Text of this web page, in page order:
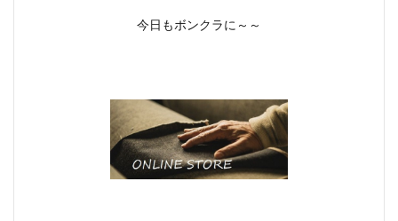
今日もボンクラに～～